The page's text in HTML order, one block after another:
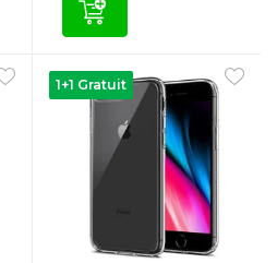
1+1 Gratuit